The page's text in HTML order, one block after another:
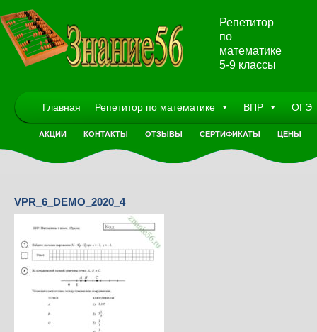
Репетитор
по
математике
5-9 классы
Главная Репетитор по математике ВПР ОГЭ
АКЦИИ КОНТАКТЫ ОТЗЫВЫ СЕРТИФИКАТЫ ЦЕНЫ
VPR_6_DEMO_2020_4